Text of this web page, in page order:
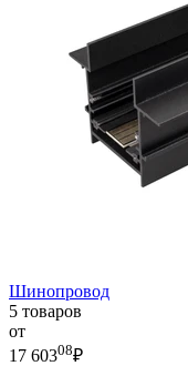
Шинопровод
5 товаров
от
17 60308₽